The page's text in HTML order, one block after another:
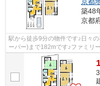
築48
京都
駅から徒歩9分の物件です♪日々
ーパー)まで182mです♪ファミリ
歩8分のところにあります♪徒歩6